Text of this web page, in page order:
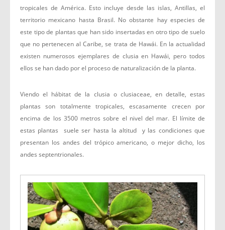
tropicales de América. Esto incluye desde las islas, Antillas, el
territorio mexicano hasta Brasil. No obstante hay especies de
este tipo de plantas que han sido insertadas en otro tipo de suelo
que no pertenecen al Caribe, se trata de Hawái. En la actualidad
existen numerosos ejemplares de clusia en Hawái, pero todos
ellos se han dado por el proceso de naturalización de la planta.
Viendo el hábitat de la clusia o clusiaceae, en detalle, estas
plantas son totalmente tropicales, escasamente crecen por
encima de los 3500 metros sobre el nivel del mar. El límite de
estas plantas suele ser hasta la altitud y las condiciones que
presentan los andes del trópico americano, o mejor dicho, los
andes septentrionales.